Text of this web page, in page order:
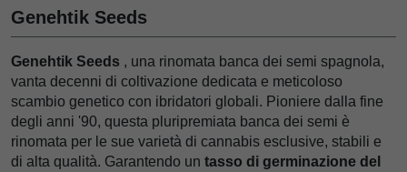
Genehtik Seeds
Genehtik Seeds , una rinomata banca dei semi spagnola,
vanta decenni di coltivazione dedicata e meticoloso
scambio genetico con ibridatori globali. Pioniere dalla fine
degli anni '90, questa pluripremiata banca dei semi è
rinomata per le sue varietà di cannabis esclusive, stabili e
di alta qualità. Garantendo un tasso di germinazione del